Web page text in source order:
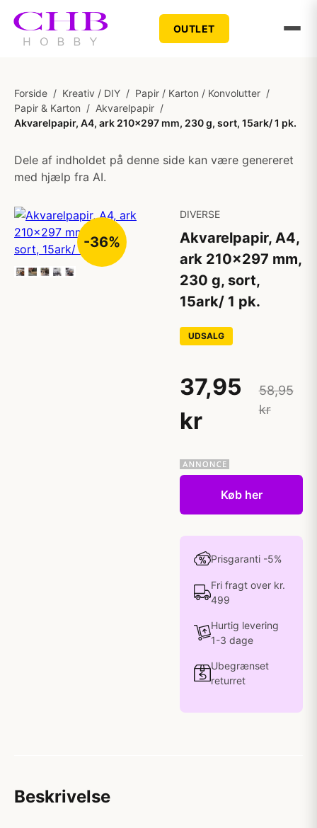
OUTLET
Forside / Kreativ / DIY / Papir / Karton / Konvolutter /
Papir & Karton / Akvarelpapir /
Akvarelpapir, A4, ark 210x297 mm, 230 g, sort, 15ark/ 1 pk.
Dele af indholdet på denne side kan være genereret
med hjælp fra AI.
-36%
DIVERSE
Akvarelpapir, A4,
ark 210x297 mm,
230 g, sort,
15ark/ 1 pk.
UDSALG
37,95
kr
58,95
kr
Køb her
Prisgaranti -5%
Fri fragt over kr.
499
Hurtig levering
1-3 dage
Ubegrænset
returret
Beskrivelse